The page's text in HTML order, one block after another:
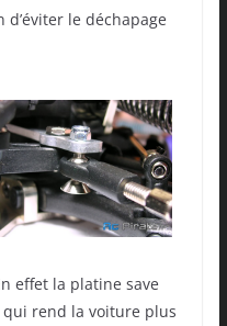
le déchapage
effet la platine save
qui rend la voiture plus